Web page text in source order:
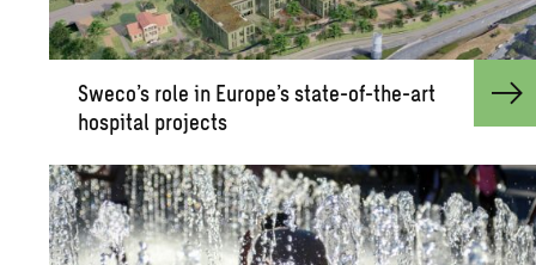
Sweco’s role in Eu­rope’s state-of-the-art
hos­pi­tal pro­jects